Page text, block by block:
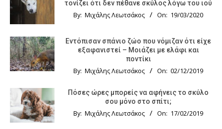
τονίζει ότι δεν πέθανε σκύλος λόγω του ιού
By: Μιχάλης Λεωτσάκος On: 19/03/2020
Εντόπισαν σπάνιο ζώο που νόμιζαν ότι είχε
εξαφανιστεί – Μοιάζει με ελάφι και
ποντίκι
By: Μιχάλης Λεωτσάκος On: 02/12/2019
Πόσες ώρες μπορείς να αφήνεις το σκύλο
σου μόνο στο σπίτι;
By: Μιχάλης Λεωτσάκος On: 17/02/2019